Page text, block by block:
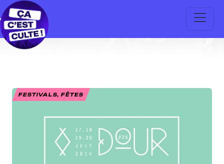
FESTIVALS, FÊTES